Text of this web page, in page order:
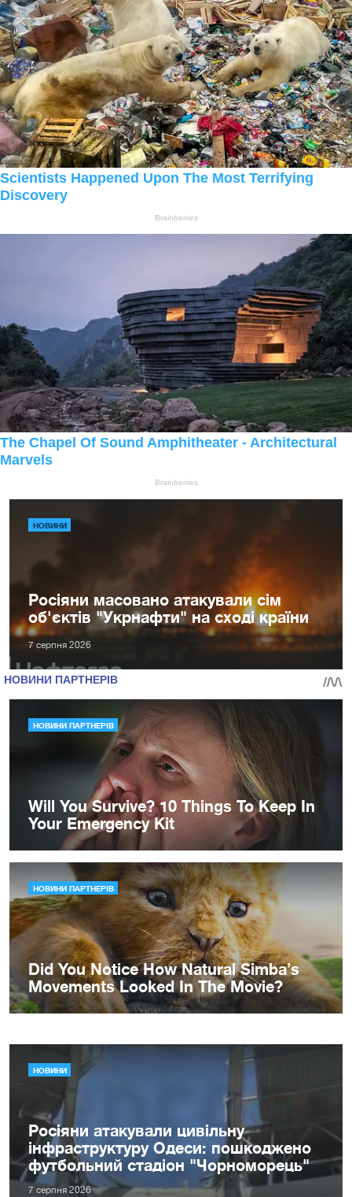
НОВИНИ
Росіяни масовано атакували сім
об'єктів "Укрнафти" на сході країни
7 серпня 2026
НОВИНИ
Росіяни атакували цивільну
інфраструктуру Одеси: пошкоджено
футбольний стадіон "Чорноморець"
7 серпня 2026